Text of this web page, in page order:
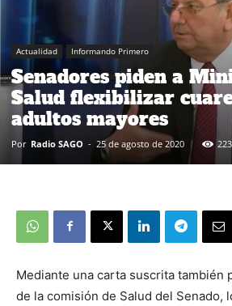
Actualidad Informando Primero
Senadores piden a
Salud flexibilizar
adultos mayores
Por Radio SAGO - 25 de agosto de 2020 223
Mediante una carta suscrita también
de la comisión de Salud del Senado,